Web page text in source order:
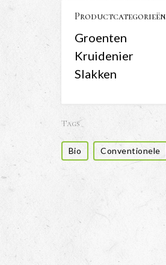
Productcategorieën
Groenten
Kruidenier
Slakken
Tags
Bio Conventionele